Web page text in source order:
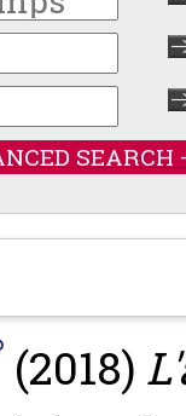
SEARCH
(2018)